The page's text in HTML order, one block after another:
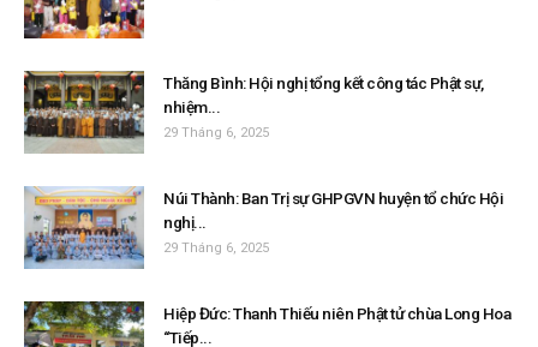
Thăng Bình: Hội nghị tổng kết công tác Phật sự,
nhiệm...
29 Tháng 6, 2025
Núi Thành: Ban Trị sự GHPGVN huyện tổ chức Hội
nghị...
29 Tháng 6, 2025
Hiệp Đức: Thanh Thiếu niên Phật tử chùa Long Hoa
“Tiếp...